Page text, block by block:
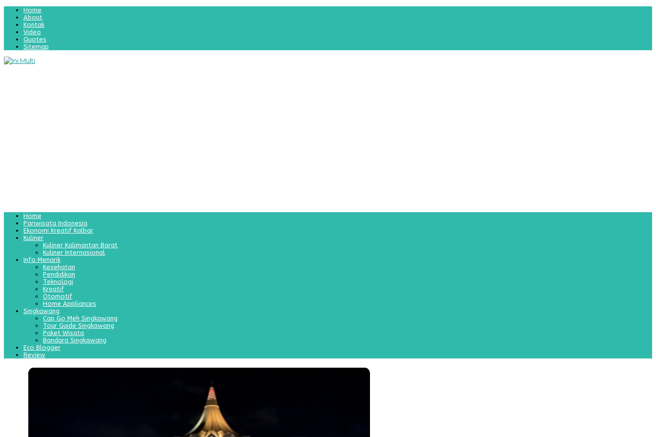
Home
About
Kontak
Video
Quotes
Sitemap
Home
Pariwisata Indonesia
Ekonomi Kreatif Kalbar
Kuliner
Kuliner Kalimantan Barat
Kuliner Internasional
Info Menarik
Kesehatan
Pendidikan
Teknologi
Kreatif
Otomotif
Home Appliances
Singkawang
Cap Go Meh Singkawang
Tour Guide Singkawang
Paket Wisata
Bandara Singkawang
Eco Blogger
Review